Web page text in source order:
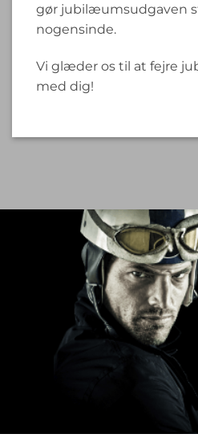
gør jubilæumsudgaven
nogensinde.
Vi glæder os til at fejre
med dig!